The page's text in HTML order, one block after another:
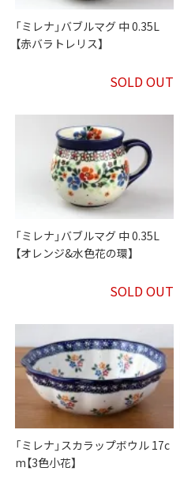
「ミレナ」バブルマグ 中 0.35L
【赤バラトレリス】
SOLD OUT
「ミレナ」バブルマグ 中 0.35L
【オレンジ&水色花の環】
SOLD OUT
「ミレナ」スカラップボウル 17c
m【3色小花】